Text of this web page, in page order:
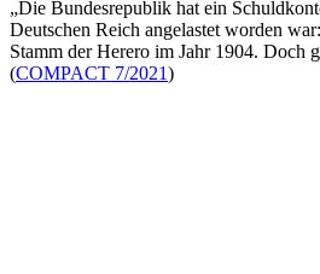
„Die Bundesrepublik hat ein
Deutschen Reich angelastet worden
Stamm der Herero im Jahr 1904. Doch
(COMPACT 7/2021)